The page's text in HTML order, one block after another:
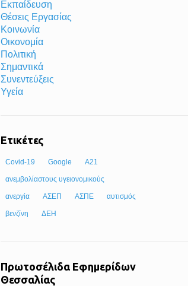
Εκπαίδευση
Θέσεις Εργασίας
Κοινωνία
Οικονομία
Πολιτική
Σημαντικά
Συνεντεύξεις
Υγεία
Ετικέτες
Covid-19 Google Α21
ανεμβολίαστους υγειονομικούς
ανεργία ΑΣΕΠ ΑΣΠΕ αυτισμός
βενζίνη ΔΕΗ
Πρωτοσέλιδα Εφημερίδων
Θεσσαλίας